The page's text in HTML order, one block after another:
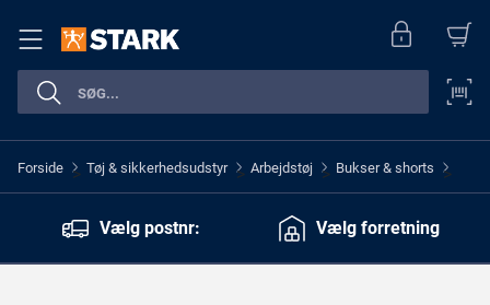
Forside > Tøj & sikkerhedsudstyr > Arbejdstøj > Bukser & shorts >
Vælg postnr: Vælg forretning